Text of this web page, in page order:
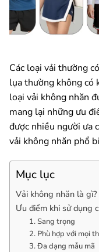
Các loại vải thường
lụa thường không có
loại vải không nhăn
mang lại những ưu
được nhiều người ưa
vải không nhăn phổ
Mục lục
Vải không nhăn là gì?
Ưu điểm khi sử dụng
1. Sang trọng
2. Phù hợp với mọi
3. Đa dạng mẫu mã